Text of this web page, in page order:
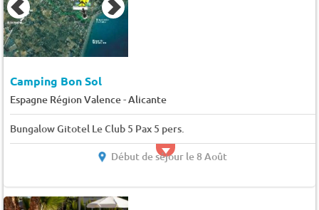
Camping Bon Sol
Espagne Région Valence-Alicante
Bungalow Gitotel Le Club 5 Pax 5 pers.
Début de séjour le 8 Août